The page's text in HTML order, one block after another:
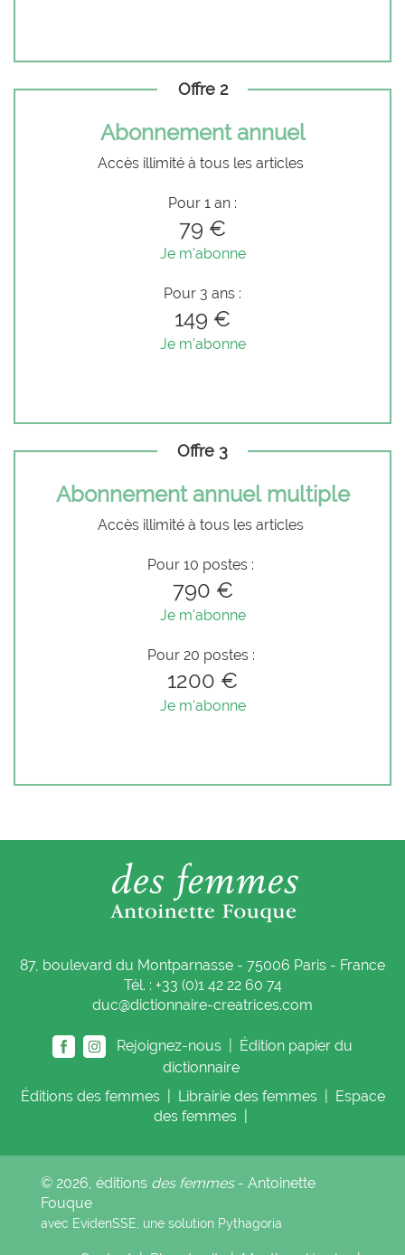
Offre 2
Abonnement annuel
Accès illimité à tous les articles
Pour 1 an :
79 €
Je m'abonne
Pour 3 ans :
149 €
Je m'abonne
Offre 3
Abonnement annuel multiple
Accès illimité à tous les articles
Pour 10 postes :
790 €
Je m'abonne
Pour 20 postes :
1200 €
Je m'abonne
87, boulevard du Montparnasse - 75006 Paris - France
Tél. : +33 (0)1 42 22 60 74
duc@dictionnaire-creatrices.com
Rejoignez-nous |
Édition papier du
dictionnaire
Éditions des femmes Librairie des femmes
Espace
des femmes
© 2026, éditions des femmes- Antoinette
Fouque
avec EvidenSSE, une solution Pythagoria